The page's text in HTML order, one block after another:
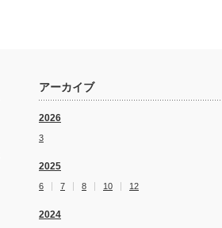
アーカイブ
2026
3
2025
6 7 8 10 12
2024